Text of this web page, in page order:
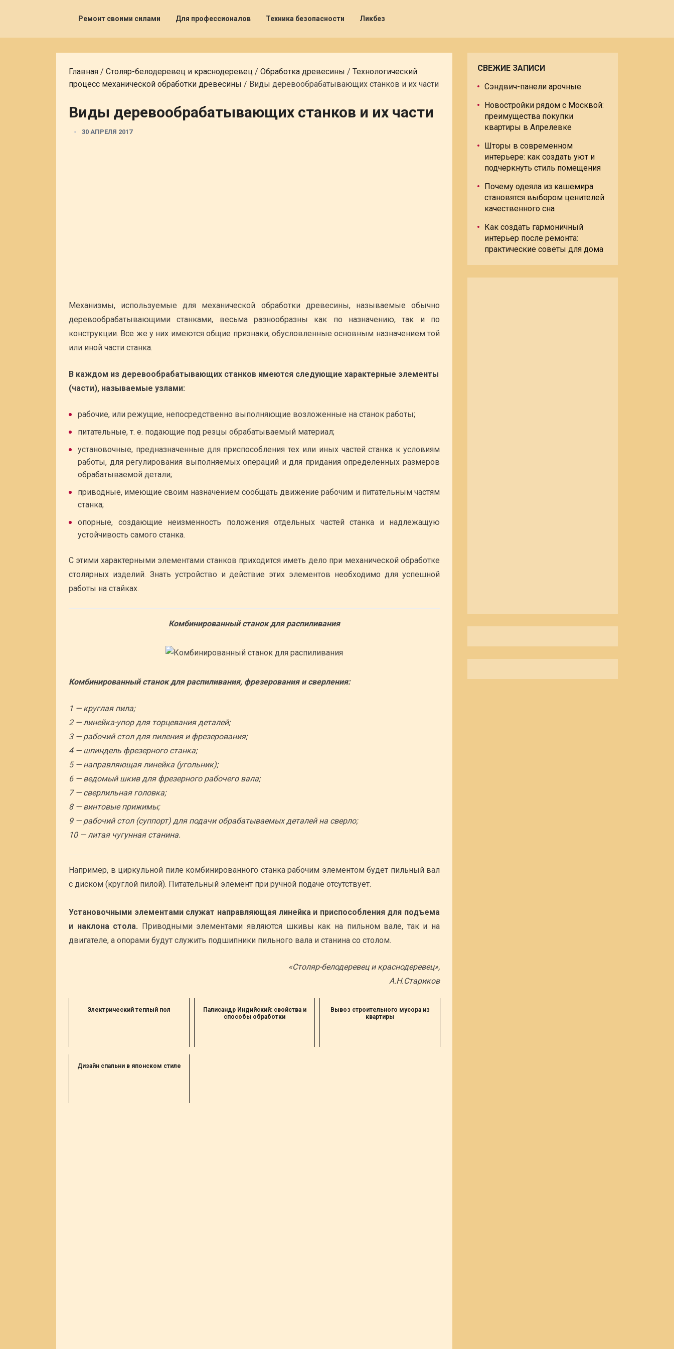
Ремонт своими силами Для профессионалов Техника безопасности Ликбез
Главная / Столяр-белодеревец и краснодеревец / Обработка древесины / Технологический
процесс механической обработки древесины / Виды деревообрабатывающих станков и их части
Виды деревообрабатывающих станков и их части
30 АПРЕЛЯ 2017
Механизмы, используемые для механической обработки древесины, называемые обычно
деревообрабатывающими станками, весьма разнообразны как по назначению, так и по
конструкции. Все же у них имеются общие признаки, обусловленные основным назначением той
или иной части станка.
В каждом из деревообрабатывающих станков имеются следующие характерные элементы
(части), называемые узлами:
рабочие, или режущие, непосредственно выполняющие возложенные на станок работы;
питательные, т. е. подающие под резцы обрабатываемый материал;
установочные, предназначенные для приспособления тех или иных частей станка к условиям
работы, для регулирования выполняемых операций и для придания определенных размеров
обрабатываемой детали;
приводные, имеющие своим назначением сообщать движение рабочим и питательным частям
станка;
опорные, создающие неизменность положения отдельных частей станка и надлежащую
устойчивость самого станка.
С этими характерными элементами станков приходится иметь дело при механической обработке
столярных изделий. Знать устройство и действие этих элементов необходимо для успешной
работы на стайках.
Комбинированный станок для распиливания
Комбинированный станок для распиливания, фрезерования и сверления:
1 — круглая пила;
2 — линейка-упор для торцевания деталей;
3 — рабочий стол для пиления и фрезерования;
4 — шпиндель фрезерного станка;
5 — направляющая линейка (угольник);
6 — ведомый шкив для фрезерного рабочего вала;
7 — сверлильная головка;
8 — винтовые прижимы;
9 — рабочий стол (суппорт) для подачи обрабатываемых деталей на сверло;
10 — литая чугунная станина.
Например, в циркульной пиле комбинированного станка рабочим элементом будет пильный вал
с диском (круглой пилой). Питательный элемент при ручной подаче отсутствует.
Установочными элементами служат направляющая линейка и приспособления для подъема
и наклона стола. Приводными элементами являются шкивы как на пильном вале, так и на
двигателе, а опорами будут служить подшипники пильного вала и станина со столом.
«Столяр-белодеревец и краснодеревец»,
А.Н.Стариков
Электрический теплый пол
Палисандр Индийский: свойства и
способы обработки
Вывоз строительного мусора из
квартиры
Дизайн спальни в японском стиле
СВЕЖИЕ ЗАПИСИ
Сэндвич-панели арочные
Новостройки рядом с Москвой:
преимущества покупки
квартиры в Апрелевке
Шторы в современном
интерьере: как создать уют и
подчеркнуть стиль помещения
Почему одеяла из кашемира
становятся выбором ценителей
качественного сна
Как создать гармоничный
интерьер после ремонта:
практические советы для дома